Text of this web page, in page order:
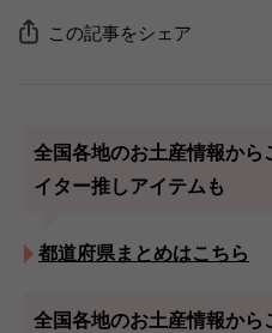
この記事をシェア
全国各地のお土産情報から
イター推しアイテムも
都道府県まとめはこちら
全国各地のお土産情報から